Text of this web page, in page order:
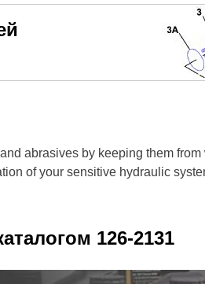
abrasives by keeping them
of your sensitive hydraulic
126-2131